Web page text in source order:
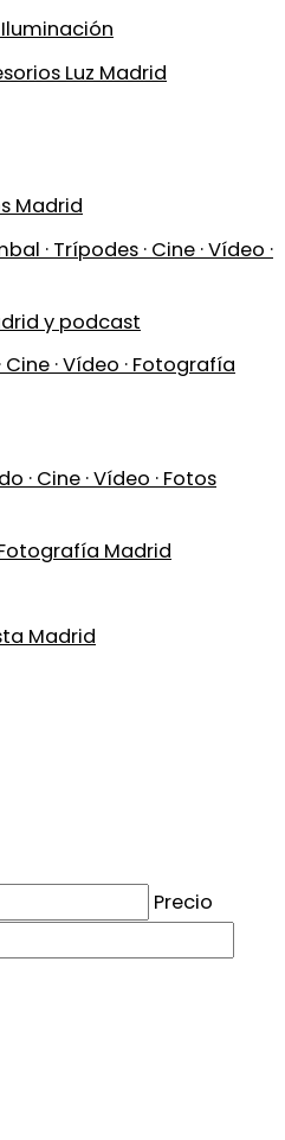
Luz Madrid
Madrid
· Trípodes · Cine · Vídeo ·
y podcast
· Vídeo · Fotografía
· Cine · Vídeo · Fotos
Fotografía Madrid
Madrid
Precio